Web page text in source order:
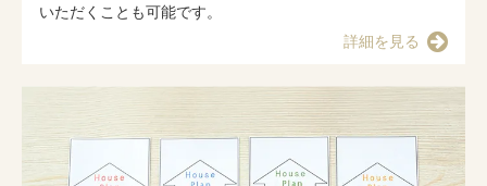
いただくことも可能です。
詳細を見る